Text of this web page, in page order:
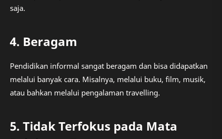
saja.
4. Beragam
Pendidikan informal sangat beragam dan bisa didapatkan
melalui banyak cara. Misalnya, melalui buku, film, musik,
atau bahkan melalui pengalaman travelling.
5. Tidak Terfokus pada Mata